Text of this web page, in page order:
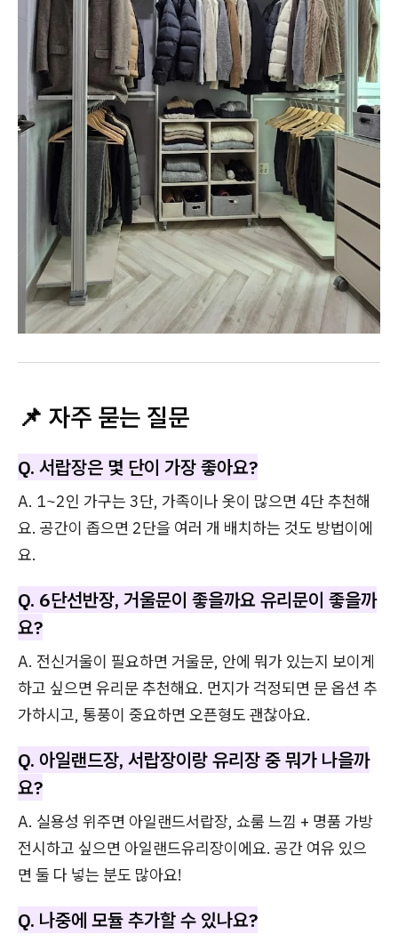
📌 자주 묻는 질문
Q. 서랍장은 몇 단이 가장 좋아요?
A. 1~2인 가구는 3단, 가족이나 옷이 많으면 4단 추천해
요. 공간이 좁으면 2단을 여러 개 배치하는 것도 방법이에
요.
Q. 6단선반장, 거울문이 좋을까요 유리문이 좋을까
요?
A. 전신거울이 필요하면 거울문, 안에 뭐가 있는지 보이게
하고 싶으면 유리문 추천해요. 먼지가 걱정되면 문 옵션 추
가하시고, 통풍이 중요하면 오픈형도 괜찮아요.
Q. 아일랜드장, 서랍장이랑 유리장 중 뭐가 나을까
요?
A. 실용성 위주면 아일랜드서랍장, 쇼룸 느낌 + 명품 가방
전시하고 싶으면 아일랜드유리장이에요. 공간 여유 있으
면 둘 다 넣는 분도 많아요!
Q. 나중에 모듈 추가할 수 있나요?